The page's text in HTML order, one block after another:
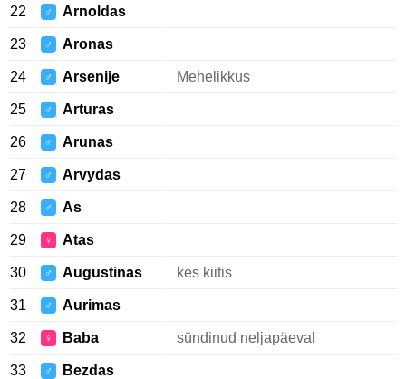
22 ♂ Arnoldas
23 ♂ Aronas
24 ♂ Arsenije Mehelikkus
25 ♂ Arturas
26 ♂ Arunas
27 ♂ Arvydas
28 ♂ As
29 ♀ Atas
30 ♂ Augustinas kes kiitis
31 ♂ Aurimas
32 ♀ Baba sündinud neljapäeval
33 ♂ Bezdas